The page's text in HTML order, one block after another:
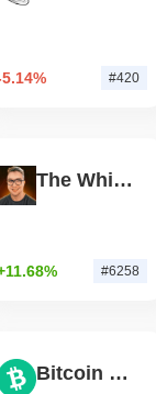
#420
The White Bull
#6258
Bitcoin Cash